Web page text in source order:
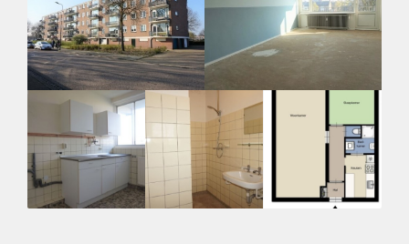
Inkomen eis
N.V.T.
Huurtermijn
Onbepaalde termijn
Oplevering